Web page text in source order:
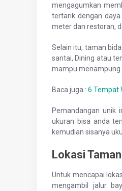
mengagumkan
tertarik dengan
meter dan restoran,
Selain itu, taman
santai, Dining atau
mampu menampung
Baca juga : 6 Tempat
Pemandangan unik
ukuran bisa anda
kemudian sisanya
Lokasi
Untuk mencapai
mengambil jalur